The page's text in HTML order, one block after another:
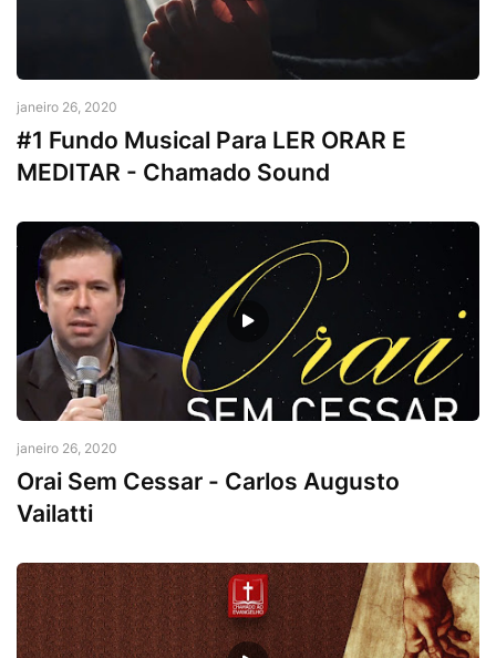
janeiro 26, 2020
#1 Fundo Musical Para LER ORAR E
MEDITAR - Chamado Sound
janeiro 26, 2020
Orai Sem Cessar - Carlos Augusto
Vailatti